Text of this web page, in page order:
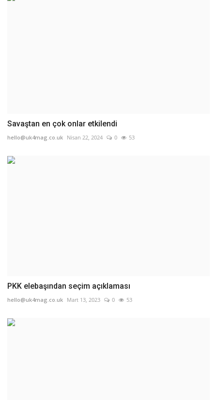
Savaştan en çok onlar etkilendi
hello@uk4mag.co.uk Nisan 22, 2024 0 53
PKK elebaşından seçim açıklaması
hello@uk4mag.co.uk Mart 13, 2023 0 53